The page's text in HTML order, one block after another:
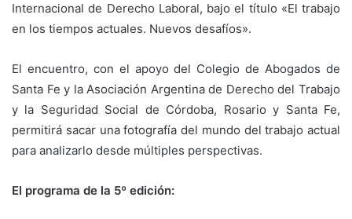
Internacional de Derecho Laboral, bajo el título «El trabajo
en los tiempos actuales. Nuevos desafíos».
El encuentro, con el apoyo del Colegio de Abogados de
Santa Fe y la Asociación Argentina de Derecho del Trabajo
y la Seguridad Social de Córdoba, Rosario y Santa Fe,
permitirá sacar una fotografía del mundo del trabajo actual
para analizarlo desde múltiples perspectivas.
El programa de la 5º edición: